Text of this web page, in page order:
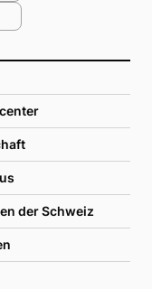
der Schweiz